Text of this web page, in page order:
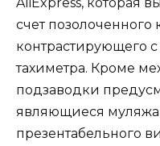
счет позолоченного
контрастирующего
тахиметра. Кроме
подзаводки
являющиеся
презентабельного